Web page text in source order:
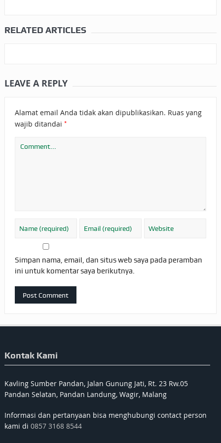
RELATED ARTICLES
LEAVE A REPLY
Alamat email Anda tidak akan dipublikasikan. Ruas yang
wajib ditandai *
Simpan nama, email, dan situs web saya pada peramban
ini untuk komentar saya berikutnya.
Kontak Kami
Kavling Sumber Pandan, Jalan Gunung Jati, Rt. 23 Rw.05
Pandan Selatan, Pandan Landung, Wagir, Malang
Informasi dan pertanyaan bisa menghubungi contact person
kami di 0857 3168 8544